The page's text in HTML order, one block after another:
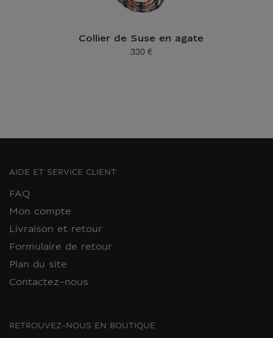
Collier de Suse en agate
Prix ​​actuel
330 €
AIDE ET SERVICE CLIENT
FAQ
Mon compte
Livraison et retour
Formulaire de retour
Plan du site
Contactez-nous
RETROUVEZ-NOUS EN BOUTIQUE